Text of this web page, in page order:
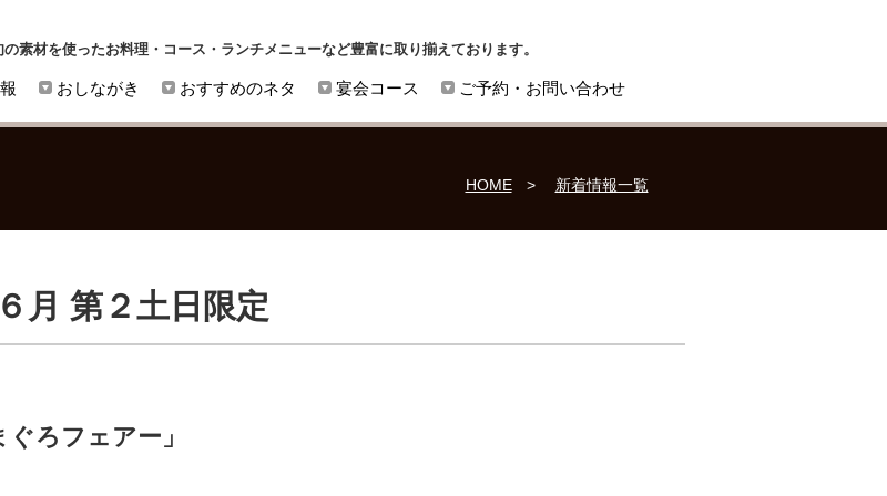
の素材を使ったお料理・コース・ランチメニューなど豊富に取り揃えております。
おしながき おすすめのネタ 宴会コース ご予約・お問い合わせ
HOME 新着情報一覧
月 第２土日限定
ぐろフェアー」